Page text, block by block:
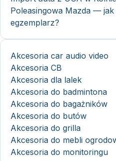
Poleasingowa Mazda —
egzemplarz?
Akcesoria car audio video
Akcesoria CB
Akcesoria dla lalek
Akcesoria do badmintona
Akcesoria do bagażników
Akcesoria do butów
Akcesoria do grilla
Akcesoria do mebli
Akcesoria do monitoringu